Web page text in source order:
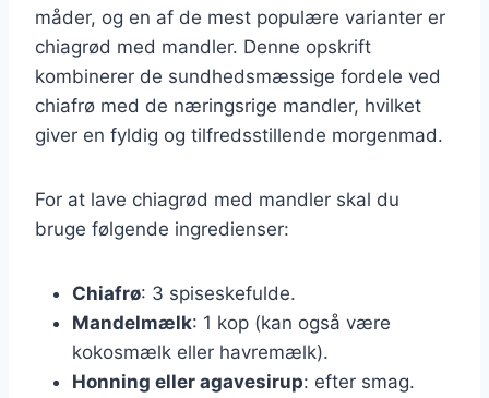
måder, og en af de mest populære varianter er
chiagrød med mandler. Denne opskrift
kombinerer de sundhedsmæssige fordele ved
chiafrø med de næringsrige mandler, hvilket
giver en fyldig og tilfredsstillende morgenmad.
For at lave chiagrød med mandler skal du
bruge følgende ingredienser:
Chiafrø: 3 spiseskefulde.
Mandelmælk: 1 kop (kan også være
kokosmælk eller havremælk).
Honning eller agavesirup: efter smag.